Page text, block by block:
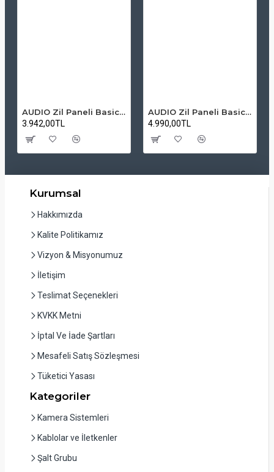
AUDIO Zil Paneli Basic Hpli Çift Buton 14'lü Sesli Apartman Diafon Kapı Paneli
3.942,00TL
AUDIO Zil Paneli Basic Hpli Çift Buton 20'li Sesli Apartman Diafon Kapı Paneli
4.990,00TL
Kurumsal
Hakkımızda
Kalite Politikamız
Vizyon & Misyonumuz
İletişim
Teslimat Seçenekleri
KVKK Metni
İptal Ve İade Şartları
Mesafeli Satış Sözleşmesi
Tüketici Yasası
Kategoriler
Kamera Sistemleri
Kablolar ve İletkenler
Şalt Grubu